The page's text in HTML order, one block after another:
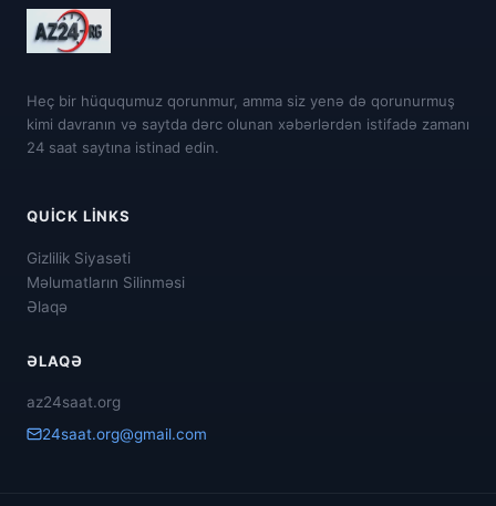
Heç bir hüququmuz qorunmur, amma siz yenə də qorunurmuş
kimi davranın və saytda dərc olunan xəbərlərdən istifadə zamanı
24 saat saytına istinad edin.
QUICK LINKS
Gizlilik Siyasəti
Məlumatların Silinməsi
Əlaqə
ƏLAQƏ
az24saat.org
24saat.org@gmail.com